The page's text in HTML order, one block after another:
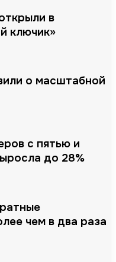
в
ключик»
о масштабной
с пятью и
до 28%
чем в два раза